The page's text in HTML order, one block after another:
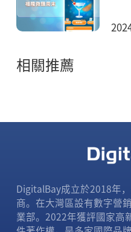
相關推薦
DigitalBay成立於2018年
商。在大灣區設有數字營
業部。2022年獲評國家高